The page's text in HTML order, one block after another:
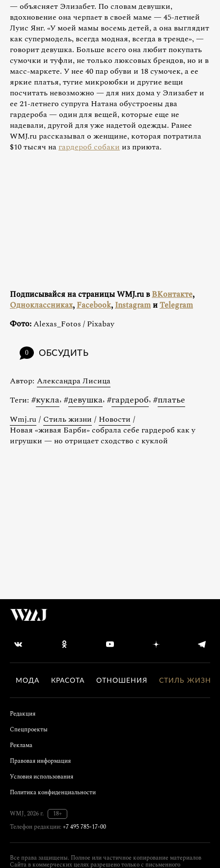
— объясняет Элизабет. По словам девушки,
вдохновение она черпает в своей маме — 45-летней
Луис Янг. «У моей мамы восемь детей, а она выглядит
как супермодель, всегда модная, всегда в тренде», —
говорит девушка. Больше всего она любит покупать
сумочки и туфли, не только люксовых брендов, но и в
масс-маркете. У нее 40 пар обуви и 18 сумочек, а ее
яркие платья, тугие микроюбки и другие вещи
посчитать невозможно — для них дома у Элизабет и
ее 21-летнего супруга Натана обустроены два
гардероба — один для вещей, которые еще не
надевали, другой для уже надетой одежды. Ранее
WMJ.ru рассказывал о женщине, которая потратила
$10 тысяч нагардероб собаки из приюта.
Подписывайся на страницы WMJ.ru вВКонтакте,
Одноклассниках, Facebook, InstagramиTelegram
Фото:Alexas_Fotos / Pixabay
0 ОБСУДИТЬ
Автор: Александра Лисица
Теги: #кукла, #девушка, #гардероб, #платье
Wmj.ru / Стиль жизни / Новости /
Новая «живая Барби» собрала себе гардероб как у
игрушки — но отрицает сходство с куклой
МОДА КРАСОТА ОТНОШЕНИЯ СТИЛЬ ЖИЗНИ
Редакция
Спецпроекты
Реклама
Правовая информация
Условия использования
Политика конфиденциальности
WMJ, 2026 г.
18+
Телефон редакции: +7 495 785-17-00
Все права защищены. Полное или частичное копирование материалов
Сайта в коммерческих целях разрешено только с письменного